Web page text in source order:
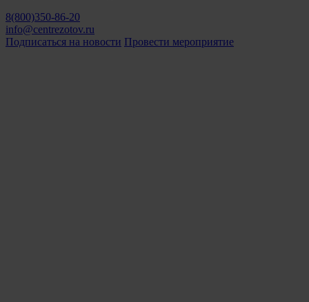
8(800)350-86-20
info@centrezotov.ru
Подписаться на новости Провести мероприятие